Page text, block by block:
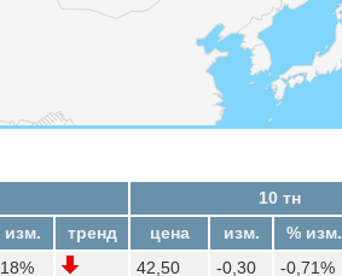
10 тн
изм. тренд цена изм. % изм.
42,50 -0,30 -0,71%